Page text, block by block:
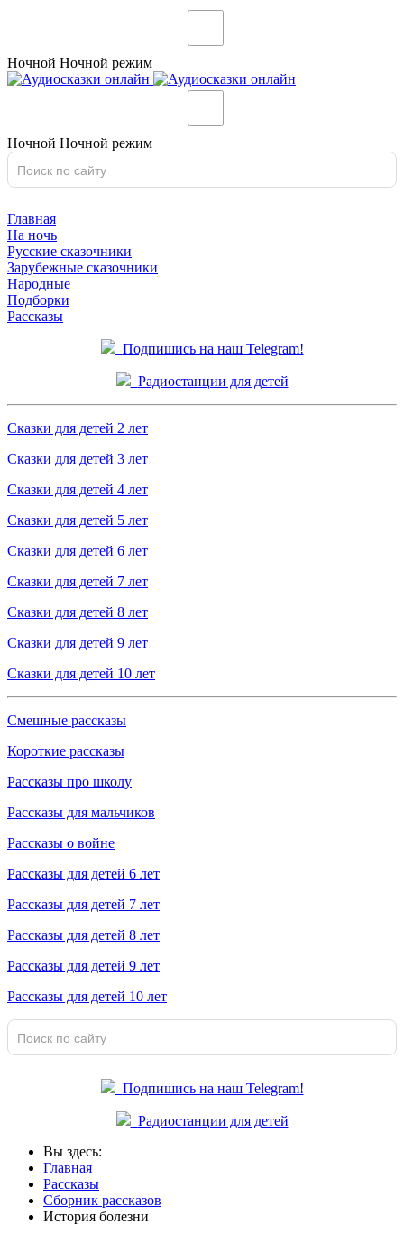
Ночной Ночной режим
Ночной Ночной режим
Главная
На ночь
Русские сказочники
Зарубежные сказочники
Народные
Подборки
Рассказы
Подпишись на наш Telegram!
Радиостанции для детей
Сказки для детей 2 лет
Сказки для детей 3 лет
Сказки для детей 4 лет
Сказки для детей 5 лет
Сказки для детей 6 лет
Сказки для детей 7 лет
Сказки для детей 8 лет
Сказки для детей 9 лет
Сказки для детей 10 лет
Смешные рассказы
Короткие рассказы
Рассказы про школу
Рассказы для мальчиков
Рассказы о войне
Рассказы для детей 6 лет
Рассказы для детей 7 лет
Рассказы для детей 8 лет
Рассказы для детей 9 лет
Рассказы для детей 10 лет
Подпишись на наш Telegram!
Радиостанции для детей
Вы здесь:
Главная
Рассказы
Сборник рассказов
История болезни